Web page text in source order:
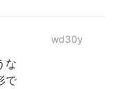
wd30y
な
で